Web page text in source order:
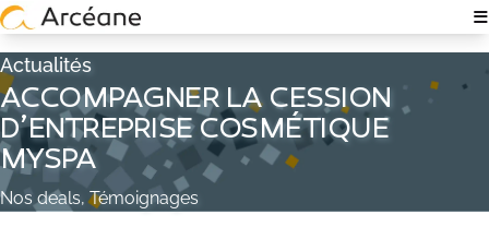
≡
À PROPOS
QUI SOMMES-NOUS ?
Actualités
ACCOMPAGNER LA CESSION
D’ENTREPRISE COSMÉTIQUE
MYSPA
Nos deals, Témoignages